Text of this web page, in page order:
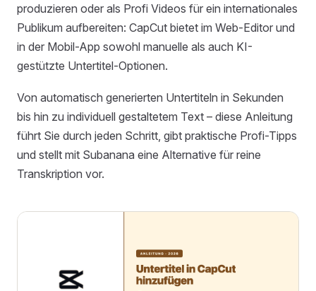
produzieren oder als Profi Videos für ein internationales
Publikum aufbereiten: CapCut bietet im Web-Editor und
in der Mobil-App sowohl manuelle als auch KI-
gestützte Untertitel-Optionen.
Von automatisch generierten Untertiteln in Sekunden
bis hin zu individuell gestaltetem Text – diese Anleitung
führt Sie durch jeden Schritt, gibt praktische Profi-Tipps
und stellt mit Subanana eine Alternative für reine
Transkription vor.